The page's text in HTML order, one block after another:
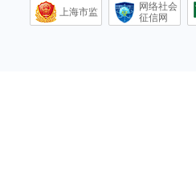
上海市监
网络社会
征信网